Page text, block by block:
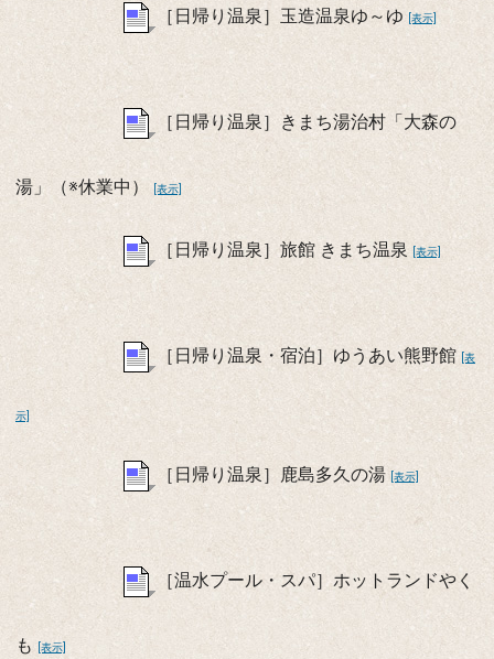
［日帰り温泉］玉造温泉ゆ～ゆ [表示]
［日帰り温泉］きまち湯治村「大森の
湯」（※休業中） [表示]
［日帰り温泉］旅館 きまち温泉 [表示]
［日帰り温泉・宿泊］ゆうあい熊野館 [表
示]
［日帰り温泉］鹿島多久の湯 [表示]
［温水プール・スパ］ホットランドやく
も [表示]